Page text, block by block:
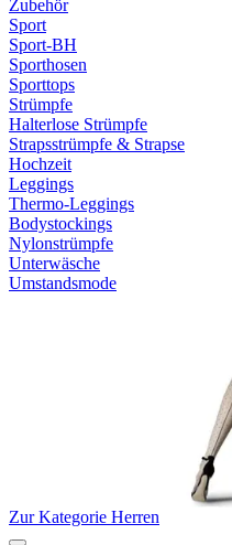
Zubehör
Sport
Sport-BH
Sporthosen
Sporttops
Strümpfe
Halterlose Strümpfe
Strapsstrümpfe & Strapse
Hochzeit
Leggings
Thermo-Leggings
Bodystockings
Nylonstrümpfe
Unterwäsche
Umstandsmode
Zur Kategorie Herren